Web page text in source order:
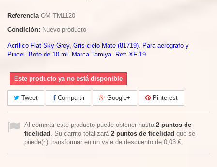
Referencia OM-TM1120
Condición: Nuevo producto
Acrílico Flat Sky Grey, Gris cielo Mate (81719). Para aerógrafo y
Pincel. Bote de 10 ml. Marca Tamiya. Ref: XF-19.
Este producto ya no está disponible
Tweet Compartir Google+ Pinterest
Al comprar este producto puede obtener hasta 2 puntos de
fidelidad . Su carrito totalizará 2 puntos de fidelidad que se
puede(n) transformar en un vale de descuento de 0,03 €.